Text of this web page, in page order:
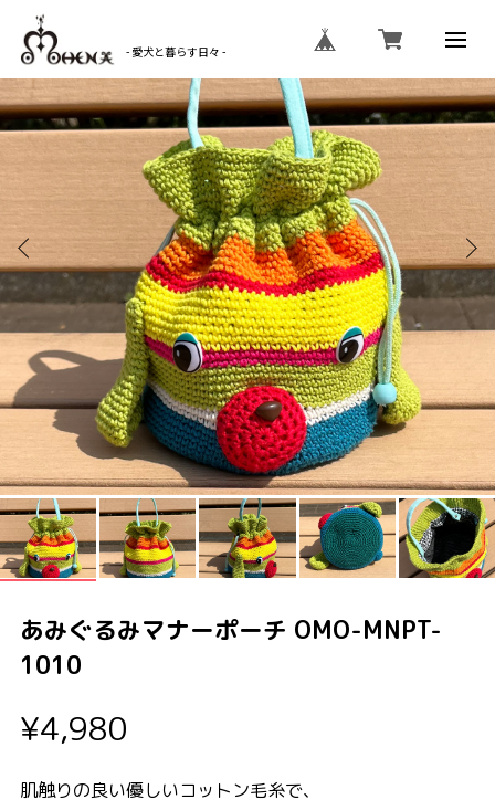
- 愛犬と暮らす日々 -
あみぐるみマナーポーチ OMO-MNPT-
1010
¥4,980
肌触りの良い優しいコットン毛糸で、